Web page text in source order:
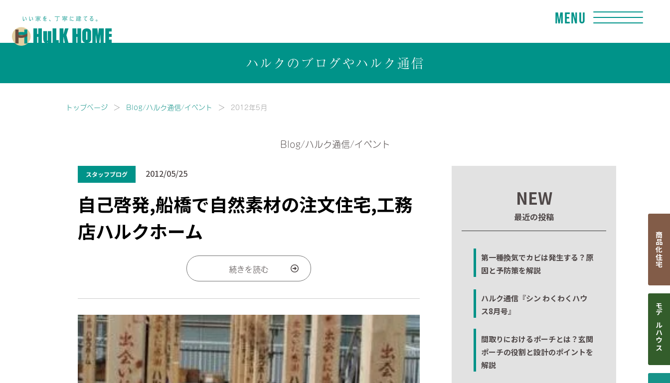
Menu
ハルクのブログやハルク通信
トップページ Blog/ハルク通信/イベント 2012年5月
Blog/ハルク通信/イベント
スタッフブログ 2012/05/25
自己啓発,船橋で自然素材の注文住宅,工務
店ハルクホーム
続きを読む
NEW
最近の投稿
第一種換気でカビは発生する？原
因と予防策を解説
ハルク通信『シン わくわくハウ
ス8月号』
間取りにおけるポーチとは？玄関
ポーチの役割と設計のポイントを
解説
商品化住宅
モデルハウス